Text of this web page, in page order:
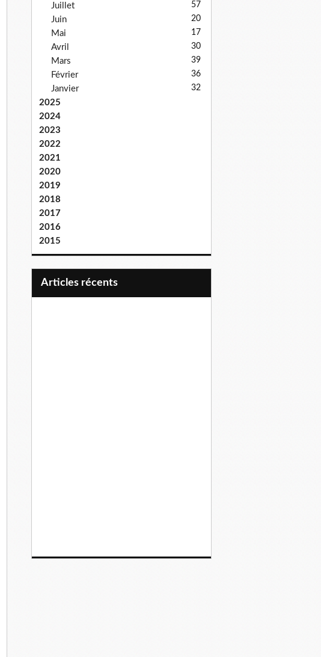
Juillet 57
Juin 20
Mai 17
Avril 30
Mars 39
Février 36
Janvier 32
2025
2024
2023
2022
2021
2020
2019
2018
2017
2016
2015
articles récents